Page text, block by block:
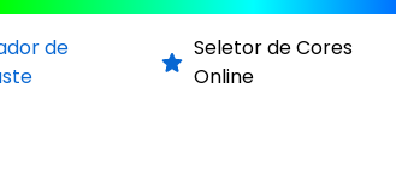
de
Seletor de Cores
Online